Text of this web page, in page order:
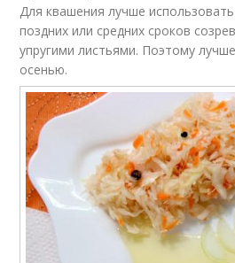
Для квашения лучше
поздних или средних сроков
упругими листьями. Поэтому
осенью.